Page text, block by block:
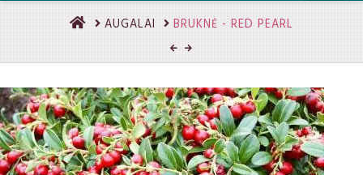
HOMEAUGALAI BRUKNĖ - RED PEARL